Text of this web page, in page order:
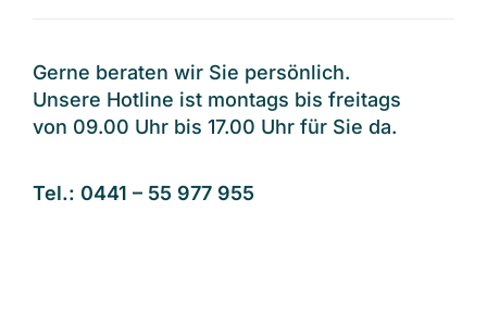
Gerne beraten wir Sie persönlich.
Unsere Hotline ist montags bis freitags
von 09.00 Uhr bis 17.00 Uhr für Sie da.
Tel.: 0441 – 55 977 955